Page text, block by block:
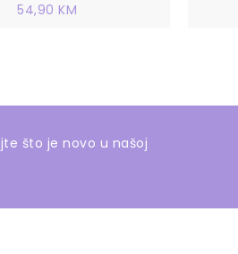
54,90 KM
što je novo u našoj